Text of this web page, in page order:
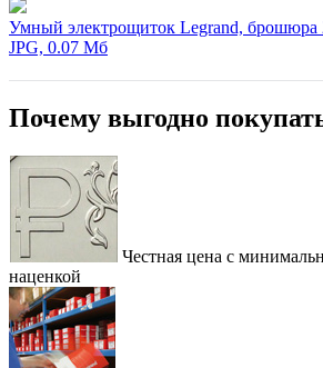
Умный электрощиток Legrand, брошюра
JPG, 0.07 Мб
Почему выгодно
Честная цена с
наценкой